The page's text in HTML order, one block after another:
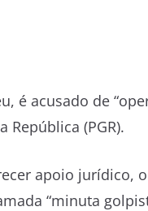
é acusado de
(PGR).
apoio jurídico,
“minuta